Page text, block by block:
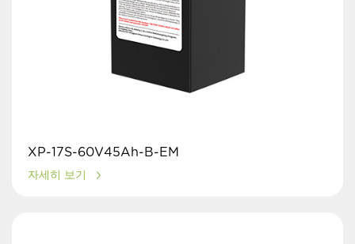
XP-17S-60V45Ah-B-EM
자세히 보기